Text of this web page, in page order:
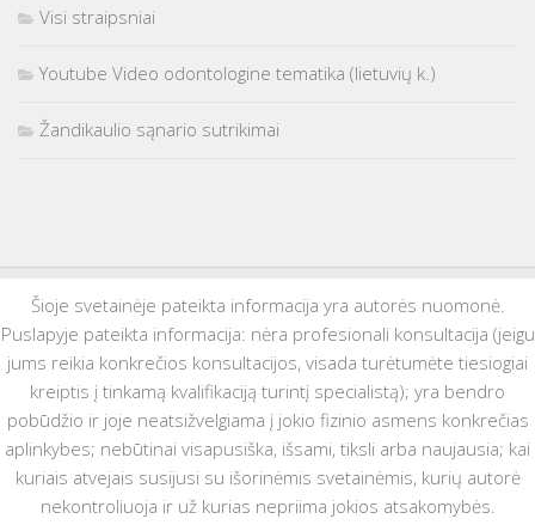
Visi straipsniai
Youtube Video odontologine tematika (lietuvių k.)
Žandikaulio sąnario sutrikimai
Šioje svetainėje pateikta informacija yra autorės nuomonė.
Puslapyje pateikta informacija: nėra profesionali konsultacija (jeigu
jums reikia konkrečios konsultacijos, visada turėtumėte tiesiogiai
kreiptis į tinkamą kvalifikaciją turintį specialistą); yra bendro
pobūdžio ir joje neatsižvelgiama į jokio fizinio asmens konkrečias
aplinkybes; nebūtinai visapusiška, išsami, tiksli arba naujausia; kai
kuriais atvejais susijusi su išorinėmis svetainėmis, kurių autorė
nekontroliuoja ir už kurias nepriima jokios atsakomybės.